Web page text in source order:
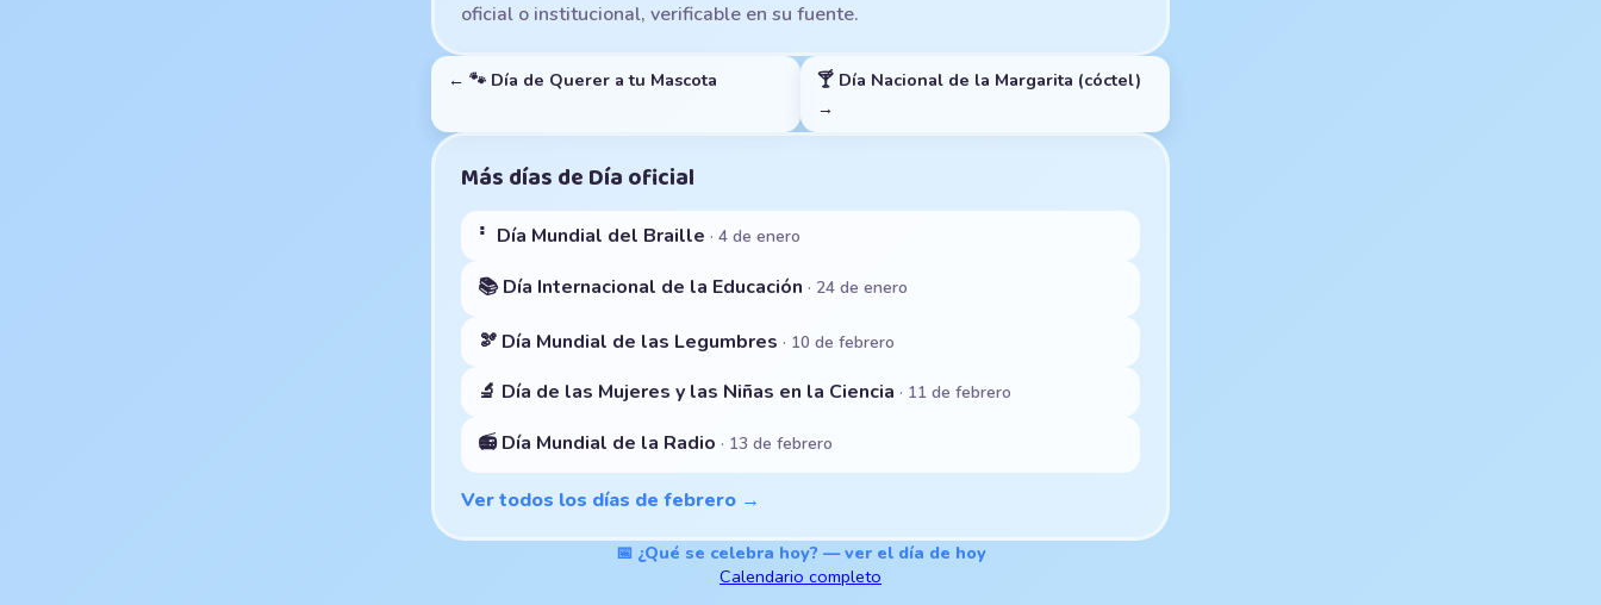
oficial o institucional, verificable en su fuente.
← 🐾 Día de Querer a tu Mascota
🍸 Día Nacional de la Margarita (cóctel)
→
Más días de Día oficial
⠃ Día Mundial del Braille · 4 de enero
📚 Día Internacional de la Educación · 24 de enero
🫘 Día Mundial de las Legumbres · 10 de febrero
🔬 Día de las Mujeres y las Niñas en la Ciencia · 11 de febrero
📻 Día Mundial de la Radio · 13 de febrero
Ver todos los días de febrero →
📅 ¿Qué se celebra hoy? — ver el día de hoy
Calendario completo